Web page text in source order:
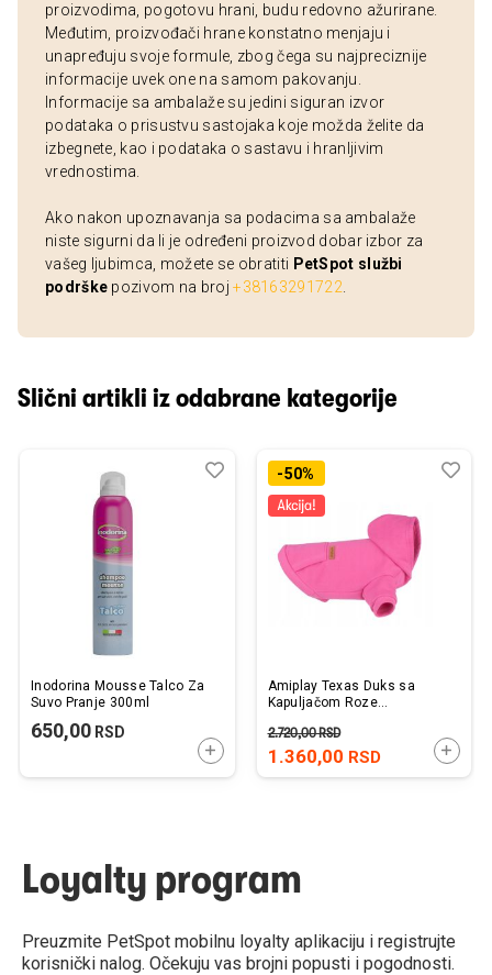
proizvodima, pogotovu hrani, budu redovno ažurirane.
Međutim, proizvođači hrane konstatno menjaju i
unapređuju svoje formule, zbog čega su najpreciznije
informacije uvek one na samom pakovanju.
Informacije sa ambalaže su jedini siguran izvor
podataka o prisustvu sastojaka koje možda želite da
izbegnete, kao i podataka o sastavu i hranljivim
vrednostima.
Ako nakon upoznavanja sa podacima sa ambalaže
niste sigurni da li je određeni proizvod dobar izbor za
vašeg ljubimca, možete se obratiti PetSpot službi
podrške pozivom na broj+38163291722
Slični artikli iz odabrane kategorije
Inodorina Mousse Talco Za
Suvo Pranje 300ml
650,00 RSD
DODAJTE U KORPU
Dodaj
Uporedi-50%
Amiplay Texas Duks sa
Kapuljačom Roze
1.360,00 RSD
2.720,00RSD
Loyalty program
Preuzmite PetSpot mobilnu loyalty aplikaciju i registrujte
korisnički nalog. Očekuju vas brojni popusti i pogodnosti.